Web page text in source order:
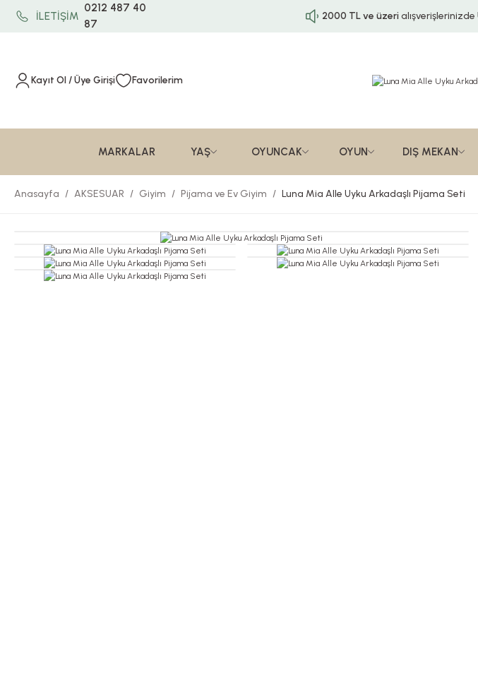
İLETİŞİM
0212 487 40
87
2000 TL ve üzerialışverişlerinizde
Kayıt Ol / Üye Girişi Favorilerim
MARKALAR YAŞ OYUNCAK OYUN DIŞ MEKAN
Anasayfa AKSESUAR Giyim Pijama ve Ev Giyim Luna Mia Alle Uyku Arkadaşlı Pijama Seti